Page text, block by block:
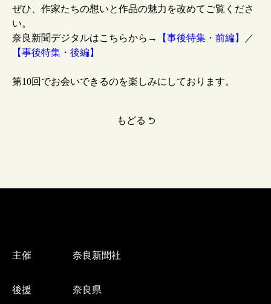
ぜひ、作家たちの想いと作品の魅力を改めてご覧くださ
い。
奈良新聞デジタルはこちらから→
【事後特集・前編】
／
【事後特集・後編】
第10回でお会いできるのを楽しみにしております。
もどる
主催 奈良新聞社
後援 奈良県